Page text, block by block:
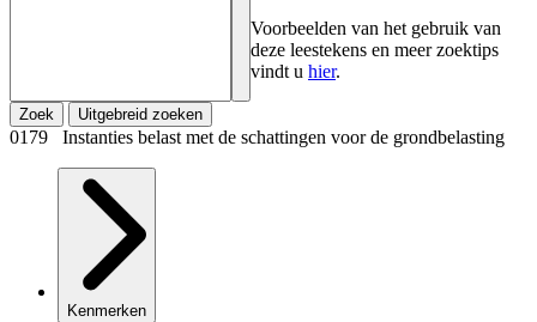
Voorbeelden van het gebruik van
deze leestekens en meer zoektips
vindt u hier.
Zoek Uitgebreid zoeken
0179 Instanties belast met de schattingen voor de grondbelasting
Kenmerken